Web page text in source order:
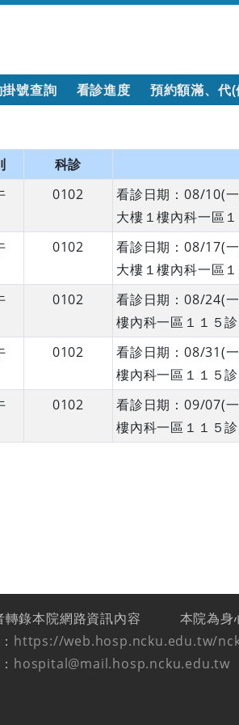
號查詢 看診進度 預約額滿、代
科診
0102
看診日期：08/10(
大樓１樓內科一區
0102
看診日期：08/17(
大樓１樓內科一區
0102
看診日期：08/24(
樓內科一區１１５診
0102
看診日期：08/31(
樓內科一區１１５診
0102
看診日期：09/07(
樓內科一區１１５診
錄本院網路資訊內容
本院為身
https://web.hosp.ncku.edu.tw/
hospital@mail.hosp.ncku.edu.tw